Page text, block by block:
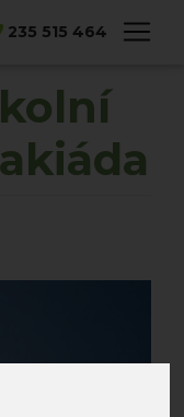
235 515 464